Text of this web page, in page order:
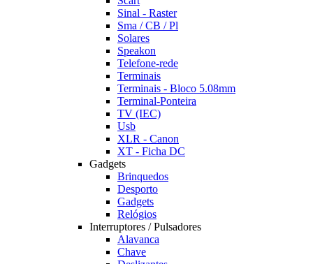
Sinal - Raster
Sma / CB / Pl
Solares
Speakon
Telefone-rede
Terminais
Terminais - Bloco 5.08mm
Terminal-Ponteira
TV (IEC)
Usb
XLR - Canon
XT - Ficha DC
Gadgets
Brinquedos
Desporto
Gadgets
Relógios
Interruptores / Pulsadores
Alavanca
Chave